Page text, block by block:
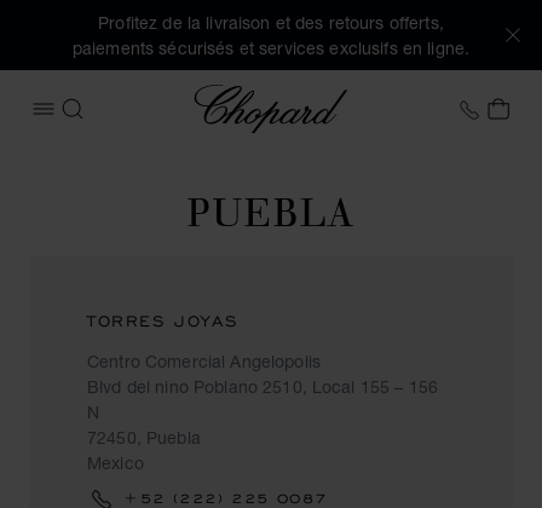
Profitez de la livraison et des retours offerts,
paiements sécurisés et services exclusifs en ligne.
OUVRIR LE MENU
RECHERCHER
Chopard +33
PUEBLA
TORRES JOYAS
Centro Comercial Angelopolis
Blvd del nino Poblano 2510, Local 155 – 156
N
72450, Puebla
Mexico
+52 (222) 225 0087